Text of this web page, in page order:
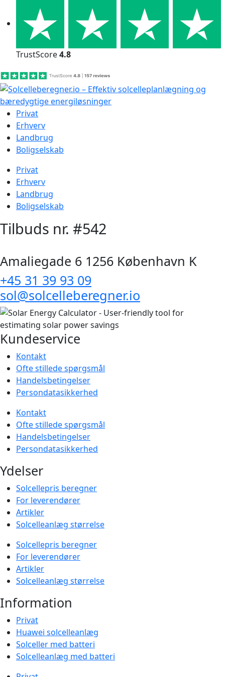
TrustScore4.8
Privat
Erhverv
Landbrug
Boligselskab
Privat
Erhverv
Landbrug
Boligselskab
Tilbuds nr. #542
Amaliegade 6 1256 København K
+45 31 39 93 09
sol@solcelleberegner.io
Kundeservice
Kontakt
Ofte stillede spørgsmål
Handelsbetingelser
Persondatasikkerhed
Kontakt
Ofte stillede spørgsmål
Handelsbetingelser
Persondatasikkerhed
Ydelser
Solcellepris beregner
For leverendører
Artikler
Solcelleanlæg størrelse
Solcellepris beregner
For leverendører
Artikler
Solcelleanlæg størrelse
Information
Privat
Huawei solcelleanlæg
Solceller med batteri
Solcelleanlæg med batteri